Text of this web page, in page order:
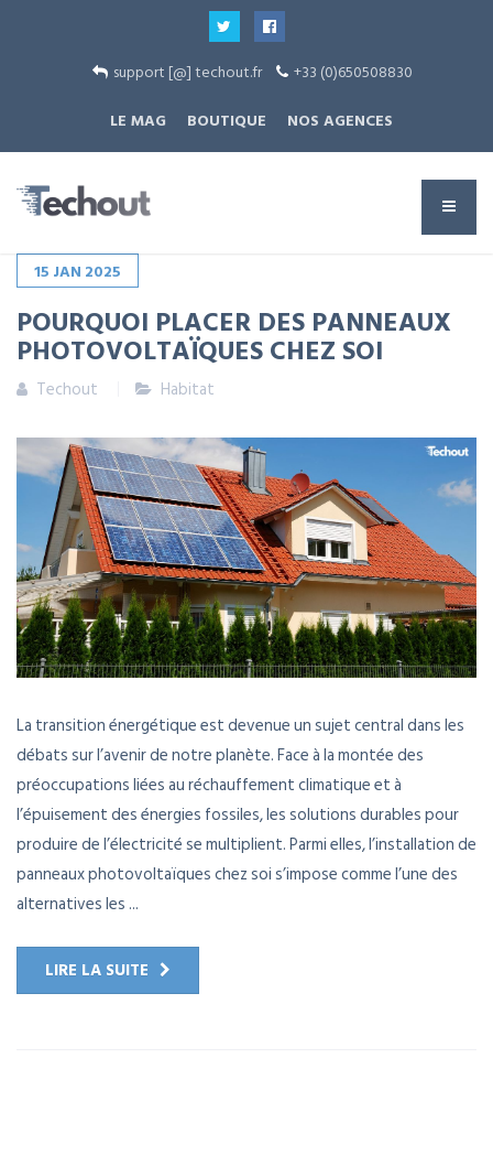
support [@] techout.fr
+33 (0)650508830
LE MAG
BOUTIQUE NOS AGENCES
15 JAN 2025
POURQUOI PLACER DES PANNEAUX
PHOTOVOLTAÏQUES CHEZ SOI
Techout Habitat
La transition énergétique est devenue un sujet central dans les
débats sur l’avenir de notre planète. Face à la montée des
préoccupations liées au réchauffement climatique et à
l’épuisement des énergies fossiles, les solutions durables pour
produire de l’électricité se multiplient. Parmi elles, l’installation de
panneaux photovoltaïques chez soi s’impose comme l’une des
alternatives les ...
LIRE LA SUITE